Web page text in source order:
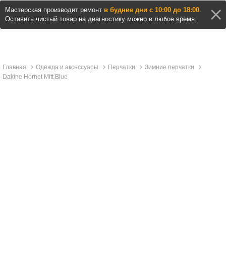
Мастерская производит ремонт в будние дни с 10:00 до 18:00.
Оставить чистый товар на диагностику можно в любое время.
Главная Одежда и аксессуары Перчатки
Зимние перчатки
Dakine Hornet Mitt Blue